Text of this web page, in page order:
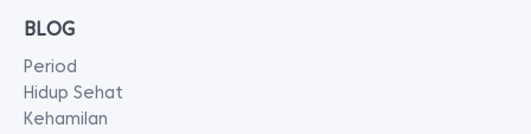
BLOG
Period
Hidup Sehat
Kehamilan